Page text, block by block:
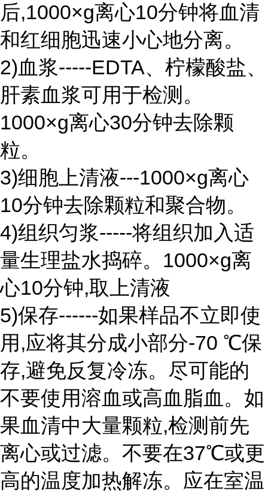
后,1000×g离心10分钟将血清
和红细胞迅速小心地分离。
2)血浆-----EDTA、柠檬酸盐、
肝素血浆可用于检测。
1000×g离心30分钟去除颗
粒。
3)细胞上清液---1000×g离心
10分钟去除颗粒和聚合物。
4)组织匀浆-----将组织加入适
量生理盐水捣碎。1000×g离
心10分钟,取上清液
5)保存------如果样品不立即使
用,应将其分成小部分-70 ℃保
存,避免反复冷冻。尽可能的
不要使用溶血或高血脂血。如
果血清中大量颗粒,检测前先
离心或过滤。不要在37℃或更
高的温度加热解冻。应在室温